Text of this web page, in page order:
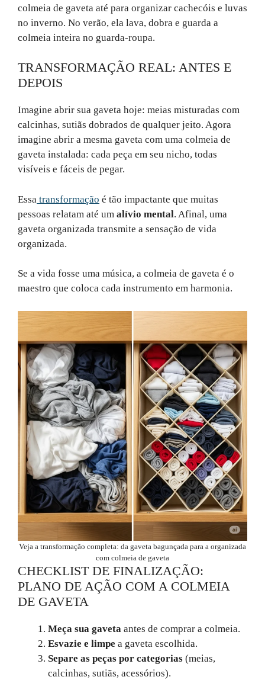
colmeia de gaveta até para organizar cachecóis e luvas
no inverno. No verão, ela lava, dobra e guarda a
colmeia inteira no guarda-roupa.
TRANSFORMAÇÃO REAL: ANTES E
DEPOIS
Imagine abrir sua gaveta hoje: meias misturadas com
calcinhas, sutiãs dobrados de qualquer jeito. Agora
imagine abrir a mesma gaveta com uma colmeia de
gaveta instalada: cada peça em seu nicho, todas
visíveis e fáceis de pegar.
Essa transformação é tão impactante que muitas
pessoas relatam até um alívio mental. Afinal, uma
gaveta organizada transmite a sensação de vida
organizada.
Se a vida fosse uma música, a colmeia de gaveta é o
maestro que coloca cada instrumento em harmonia.
Veja a transformação completa: da gaveta bagunçada para a organizada
com colmeia de gaveta
CHECKLIST DE FINALIZAÇÃO:
PLANO DE AÇÃO COM A COLMEIA
DE GAVETA
Meça sua gaveta antes de comprar a colmeia.
Esvazie e limpe a gaveta escolhida.
Separe as peças por categorias (meias,
calcinhas, sutiãs, acessórios).